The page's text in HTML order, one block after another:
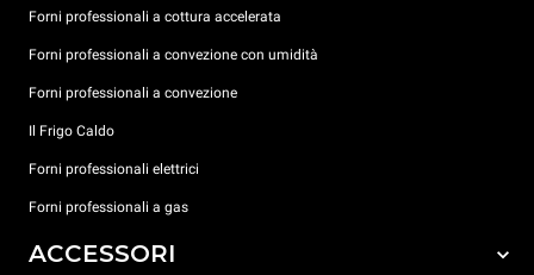
Forni professionali a cottura accelerata
Forni professionali a convezione con umidità
Forni professionali a convezione
Il Frigo Caldo
Forni professionali elettrici
Forni professionali a gas
ACCESSORI